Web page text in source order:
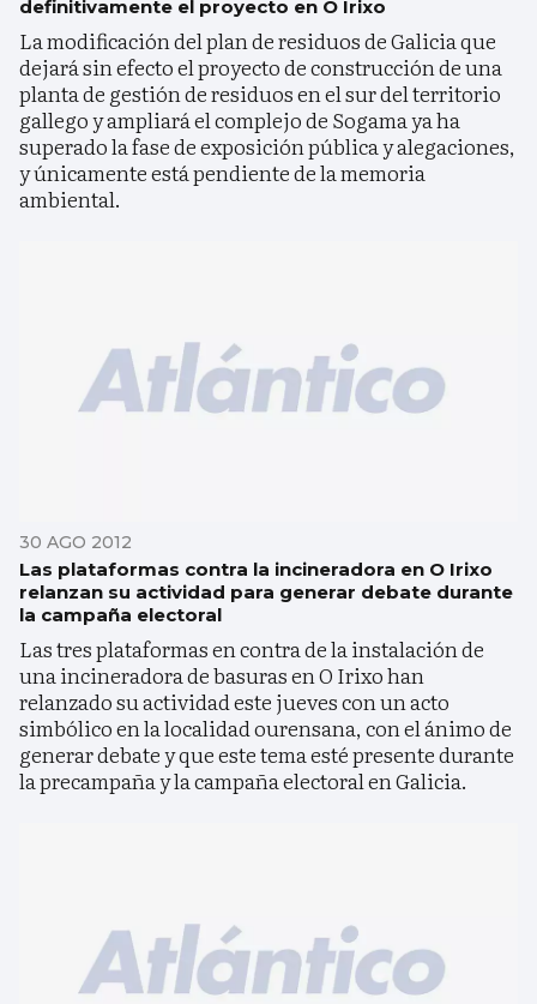
definitivamente el proyecto en O Irixo
La modificación del plan de residuos de Galicia que
dejará sin efecto el proyecto de construcción de una
planta de gestión de residuos en el sur del territorio
gallego y ampliará el complejo de Sogama ya ha
superado la fase de exposición pública y alegaciones,
y únicamente está pendiente de la memoria
ambiental.
30 AGO 2012
Las plataformas contra la incineradora en O Irixo
relanzan su actividad para generar debate durante
la campaña electoral
Las tres plataformas en contra de la instalación de
una incineradora de basuras en O Irixo han
relanzado su actividad este jueves con un acto
simbólico en la localidad ourensana, con el ánimo de
generar debate y que este tema esté presente durante
la precampaña y la campaña electoral en Galicia.